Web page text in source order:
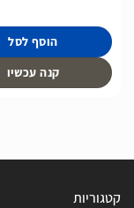
הוסף לסל
קנה עכשיו
קטגוריות